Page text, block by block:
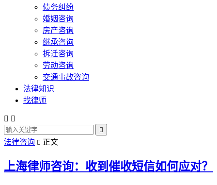
债务纠纷
婚姻咨询
房产咨询
继承咨询
拆迁咨询
劳动咨询
交通事故咨询
法律知识
找律师
 

法律咨询  正文
上海律师咨询：收到催收短信如何应对？